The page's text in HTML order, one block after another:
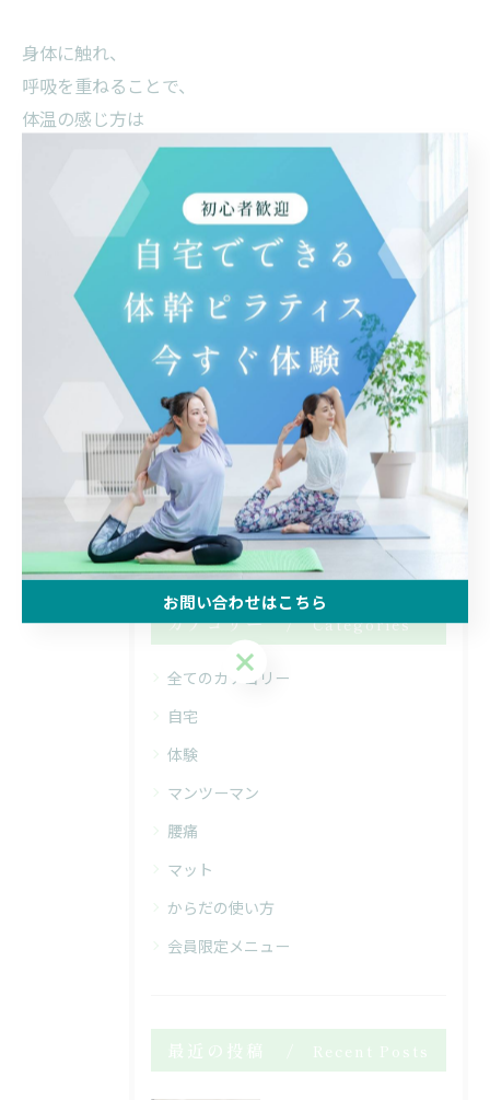
身体に触れ、
呼吸を重ねることで、
体温の感じ方は
少しずつ変わっていきます。
#首こり改善
#自律神経ケア
#冷え性改善
#ストレスケア
#呼吸を整える
< 前のページ 一覧に戻る 次のページ >
カテゴリー Categories
全てのカテゴリー
自宅
体験
マンツーマン
腰痛
マット
からだの使い方
会員限定メニュー
最近の投稿 Recent Posts
お問い合わせはこちら
お問い合わせはこちら